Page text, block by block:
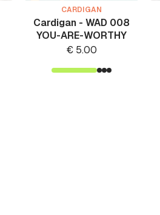
CARDIGAN
Cardigan - WAD 008
YOU-ARE-WORTHY
€5.00